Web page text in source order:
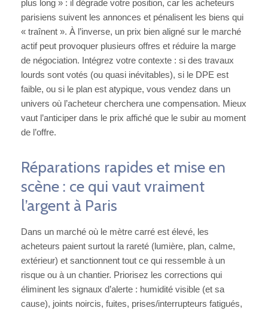
plus long » : il dégrade votre position, car les acheteurs
parisiens suivent les annonces et pénalisent les biens qui
« traînent ». À l’inverse, un prix bien aligné sur le marché
actif peut provoquer plusieurs offres et réduire la marge
de négociation. Intégrez votre contexte : si des travaux
lourds sont votés (ou quasi inévitables), si le DPE est
faible, ou si le plan est atypique, vous vendez dans un
univers où l’acheteur cherchera une compensation. Mieux
vaut l’anticiper dans le prix affiché que le subir au moment
de l’offre.
Réparations rapides et mise en
scène : ce qui vaut vraiment
l’argent à Paris
Dans un marché où le mètre carré est élevé, les
acheteurs paient surtout la rareté (lumière, plan, calme,
extérieur) et sanctionnent tout ce qui ressemble à un
risque ou à un chantier. Priorisez les corrections qui
éliminent les signaux d’alerte : humidité visible (et sa
cause), joints noircis, fuites, prises/interrupteurs fatigués,